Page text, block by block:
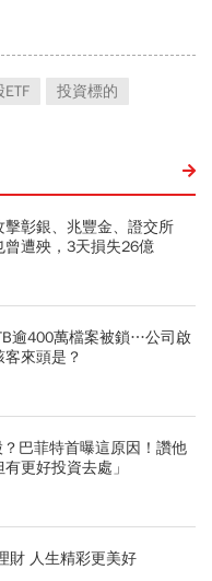
ETF 投資標的
彰銀、兆豐金、證交所
曾遭殃，3天損失26億
逾400萬檔案被鎖…公司啟
來頭是？
巴菲特首曝這原因！讚他
更好投資去處」
財 人生精彩更美好